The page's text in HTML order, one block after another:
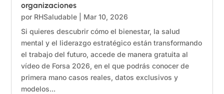
organizaciones
por RHSaludable
Mar 10, 2026
Si quieres descubrir cómo el bienestar, la salud
mental y el liderazgo estratégico están transformando
el trabajo del futuro, accede de manera gratuita al
vídeo de Forsa 2026, en el que podrás conocer de
primera mano casos reales, datos exclusivos y
modelos...